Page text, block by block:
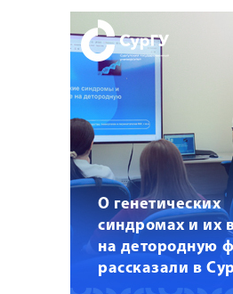
О генетических
синдромах и их
на детородную
рассказали в